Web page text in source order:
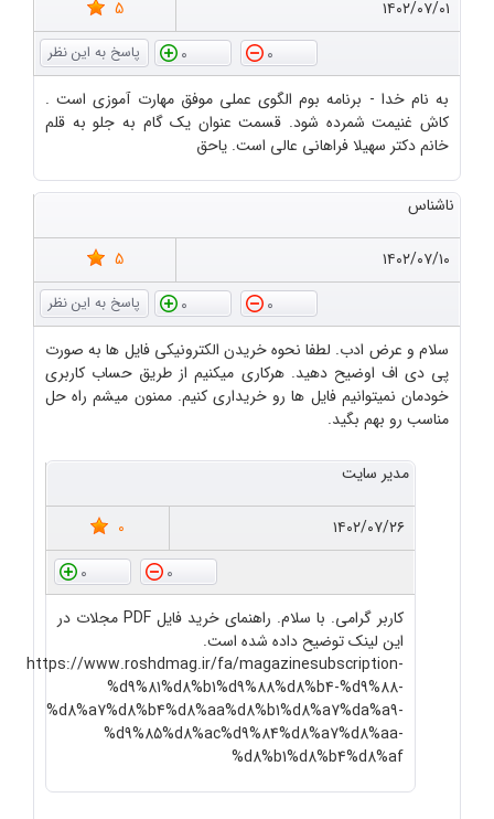
۱۴۰۲/۰۷/۰۱
5
0
0
به نام خدا - برنامه بوم الگوی عملی موفق مهارت آموزی است .
کاش غنیمت شمرده شود. قسمت عنوان یک گام به جلو به قلم
خانم دکتر سهیلا فراهانی عالی است. یاحق
ناشناس
۱۴۰۲/۰۷/۱۰
5
0
0
سلام و عرض ادب. لطفا نحوه خریدن الکترونیکی فایل ها به صورت
پی دی اف اوضیح دهید. هرکاری میکنیم از طریق حساب کاربری
خودمان نمیتوانیم فایل ها رو خریداری کنیم. ممنون میشم راه حل
مناسب رو بهم بگید.
مدیر سایت
۱۴۰۲/۰۷/۲۶
0
0
0
کاربر گرامی. با سلام. راهنمای خرید فایل PDF مجلات در
این لینک توضیح داده شده است.
https://www.roshdmag.ir/fa/magazinesubscription-
%d9%81%d8%b1%d9%88%d8%b4-%d9%88-
%d8%a7%d8%b4%d8%aa%d8%b1%d8%a7%da%a9-
%d9%85%d8%ac%d9%84%d8%a7%d8%aa-
%d8%b1%d8%b4%d8%af